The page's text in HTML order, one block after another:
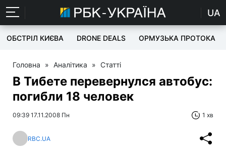
UA
ОБСТРІЛ КИЄВА DRONE DEALS ОРМУЗЬКА ПРОТОКА
Головна » Аналітика » Статті
В Тибете перевернулся автобус:
погибли 18 человек
09:39 17.11.2008 Пн 1 хв
RBC.UA